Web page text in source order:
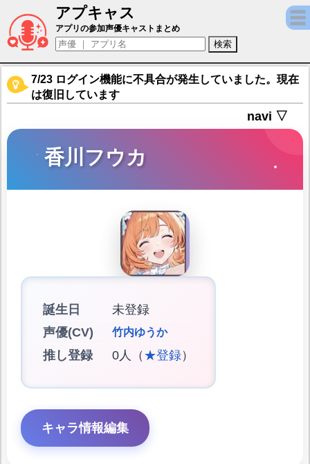
アプキャス
香川フウカ（声優：竹内ゆうか)【雀エボラ
アプリの参加声優キャストまとめ
7/23 ログイン機能に不具合が発生していました。現在
は復旧しています
navi ▽
香川フウカ
誕生日
未登録
声優(CV)
竹内ゆうか
推し登録 0人（ ★登録）
キャラ情報編集